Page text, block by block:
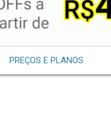
PREÇOS E PLANOS